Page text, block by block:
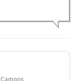
Campos